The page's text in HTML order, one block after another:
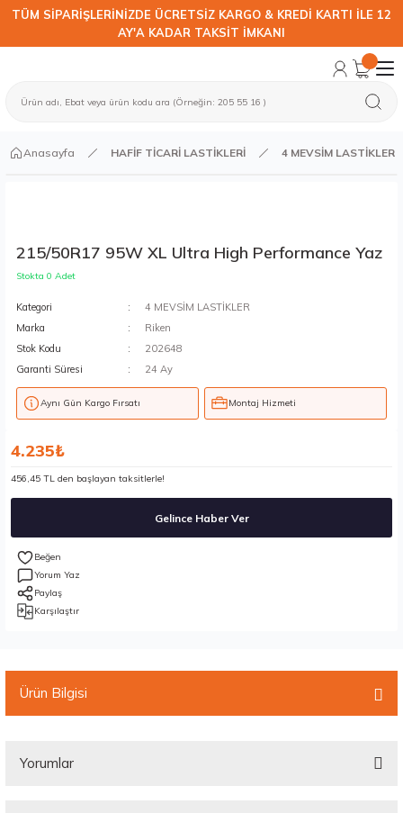
TÜM SİPARİŞLERİNİZDE ÜCRETSİZ KARGO & KREDİ KARTI İLE 12
AY'A KADAR TAKSİT İMKANI
Anasayfa HAFİF TİCARİ LASTİKLERİ 4 MEVSİM LASTİKLER
215/50R17 95W XL Ultra High Performance Yaz
Stokta 0 Adet
Kategori
4 MEVSİM LASTİKLER
Marka
Riken
Stok Kodu
202648
Garanti Süresi
24 Ay
Aynı Gün Kargo Fırsatı Montaj Hizmeti
4.235₺
456,45 TL den başlayan taksitlerle!
Gelince Haber Ver
Yorum Yaz
Paylaş
Karşılaştır
Ürün Bilgisi
Yorumlar